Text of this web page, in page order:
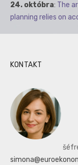
24. októbra: The
planning relies on
KONTAKT